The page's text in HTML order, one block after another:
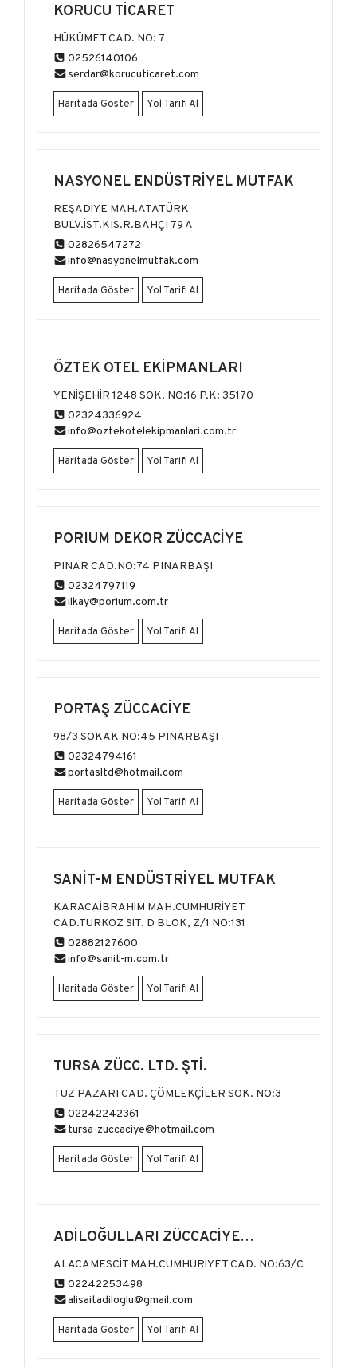
KORUCU TİCARET
HÜKÜMET CAD. NO: 7
02526140106
serdar@korucuticaret.com
Haritada Göster Yol Tarifi Al
NASYONEL ENDÜSTRİYEL MUTFAK
REŞADİYE MAH.ATATÜRK
BULV.İST.KIS.R.BAHÇI 79 A
02826547272
info@nasyonelmutfak.com
Haritada Göster Yol Tarifi Al
ÖZTEK OTEL EKİPMANLARI
YENİŞEHİR 1248 SOK. NO:16 P.K: 35170
02324336924
info@oztekotelekipmanlari.com.tr
Haritada Göster Yol Tarifi Al
PORIUM DEKOR ZÜCCACİYE
PINAR CAD.NO:74 PINARBAŞI
02324797119
ilkay@porium.com.tr
Haritada Göster Yol Tarifi Al
PORTAŞ ZÜCCACİYE
98/3 SOKAK NO:45 PINARBAŞI
02324794161
portasltd@hotmail.com
Haritada Göster Yol Tarifi Al
SANİT-M ENDÜSTRİYEL MUTFAK
KARACAİBRAHİM MAH.CUMHURİYET
CAD.TÜRKÖZ SİT. D BLOK, Z/1 NO:131
02882127600
info@sanit-m.com.tr
Haritada Göster Yol Tarifi Al
TURSA ZÜCC. LTD. ŞTİ.
TUZ PAZARI CAD. ÇÖMLEKÇİLER SOK. NO:3
02242242361
tursa-zuccaciye@hotmail.com
Haritada Göster Yol Tarifi Al
ADİLOĞULLARI ZÜCCACİYE
MAĞAZALARI
ALACAMESCİT MAH.CUMHURİYET CAD. NO:63/C
02242253498
alisaitadiloglu@gmail.com
Haritada Göster Yol Tarifi Al